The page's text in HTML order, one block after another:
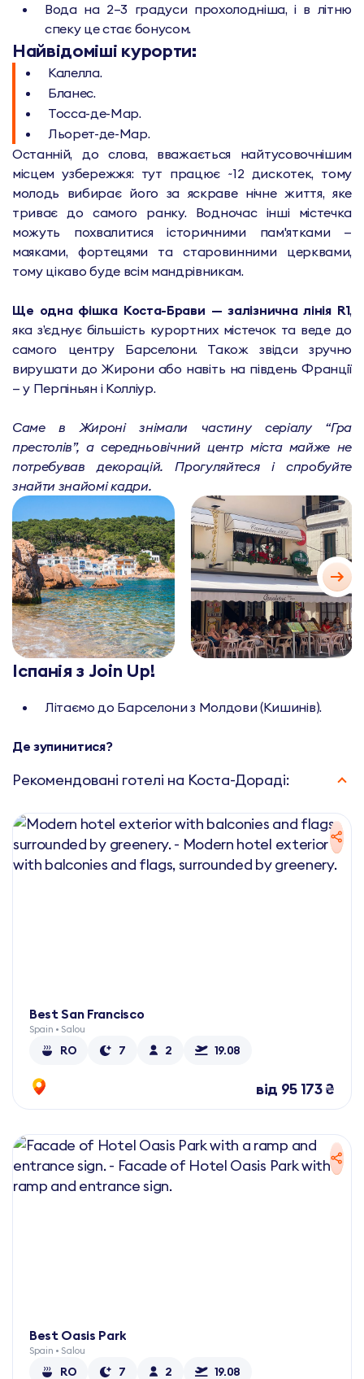
Вода на 2–3 градуси прохолодніша, і в літню
спеку це стає бонусом.
Найвідоміші курорти:
Калелла.
Бланес.
Тосса-де-Мар.
Льорет-де-Мар.
Останній, до слова, вважається найтусовочнішим
місцем узбережжя: тут працює ~12 дискотек, тому
молодь вибирає його за яскраве нічне життя, яке
триває до самого ранку. Водночас інші містечка
можуть похвалитися історичними пам'ятками —
маяками, фортецями та старовинними церквами,
тому цікаво буде всім мандрівникам.
Ще одна фішка Коста-Брави — залізнична лінія R1,
яка з’єднує більшість курортних містечок та веде до
самого центру Барселони. Також звідси зручно
вирушати до Жирони або навіть на південь Франції
— у Перпіньян і Колліур.
Саме в Жироні знімали частину серіалу “Гра
престолів”, а середньовічний центр міста майже не
потребував декорацій. Прогуляйтеся і спробуйте
знайти знайомі кадри.
Іспанія з Join Up!
Літаємо до Барселони з Молдови (Кишинів).
Де зупинитися?
Рекомендовані готелі на Коста-Дораді:
Best San Francisco
Spain • Salou
RO 7 2 19.08
від 95 173 ₴
Best Oasis Park
Spain • Salou
RO 7 2 19.08